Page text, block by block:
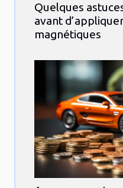
Quelques
avant
magnétiques